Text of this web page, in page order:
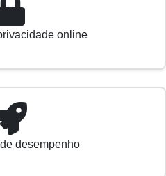
online
desempenho